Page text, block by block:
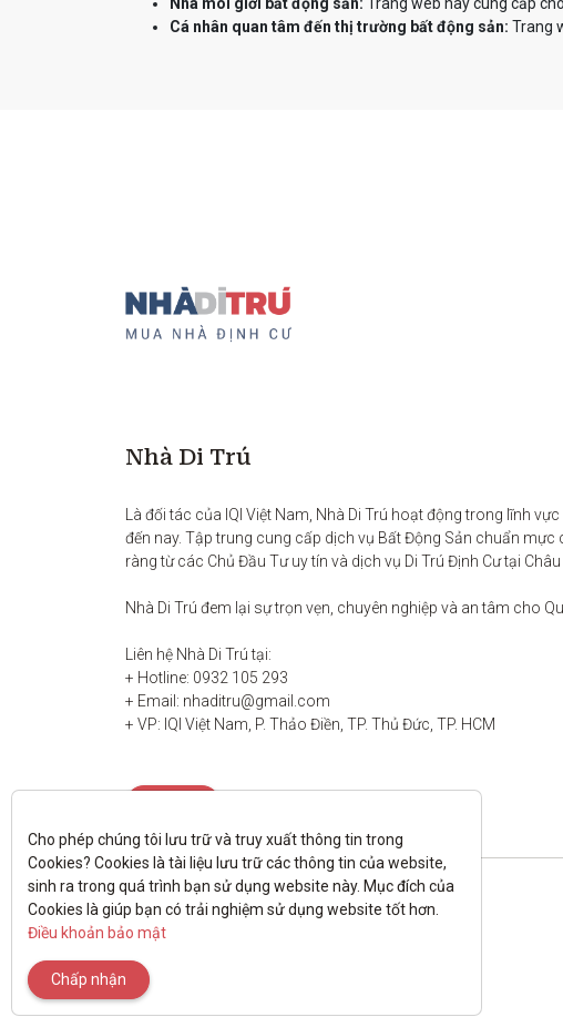
Cá nhân quan tâm đến thị trường bất động sản: Trang
Nhà Di Trú
Là đối tác của IQI Việt Nam, Nhà Di Trú hoạt động trong lĩnh
đến nay. Tập trung cung cấp dịch vụ Bất Động Sản chuẩn mực
ràng từ các Chủ Đầu Tư uy tín và dịch vụ Di Trú Định Cư tại Châu
Nhà Di Trú đem lại sự trọn vẹn, chuyên nghiệp và an tâm cho
Liên hệ Nhà Di Trú tại:
+ Hotline: 0932 105 293
+ Email: nhaditru@gmail.com
+ VP: IQI Việt Nam, P. Thảo Điền, TP. Thủ Đức, TP. HCM
All rights reserved.
Cho phép chúng tôi lưu trữ và truy xuất thông tin trong
Cookies? Cookies là tài liệu lưu trữ các thông tin của website,
sinh ra trong quá trình bạn sử dụng website này. Mục đích của
Điều khoản bảo mật
Chấp nhận